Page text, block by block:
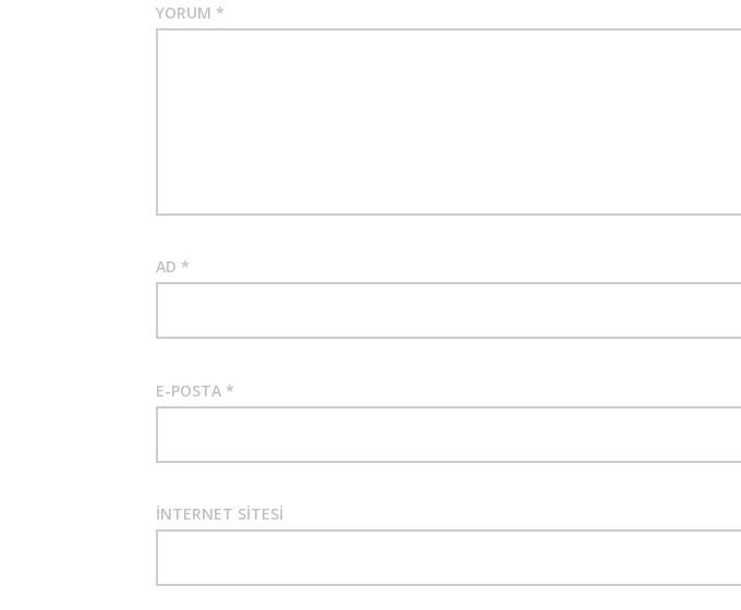
YORUM *
AD *
E-POSTA *
İNTERNET SITESI